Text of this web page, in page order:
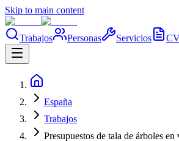
Skip to main content
Trabajos Personas Servicios
España
Trabajos
Presupuestos de tala de árboles